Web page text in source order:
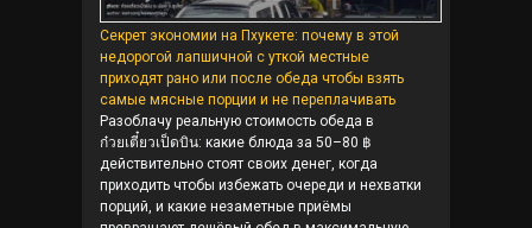
Секрет экономии на Пхукете: почему в этой
недорогой лапшичной с уткой местные
приходят рано или после обеда чтобы взять
самые мясные порции и не переплачивать
Разоблачу реальную стоимость обеда в
ก๋วยเตี๋ยวเป็ดบิน: какие блюда за 50–80 ฿
действительно стоят своих денег, когда
приходить чтобы избежать очереди и нехватки
порций, и какие незаметные приёмы